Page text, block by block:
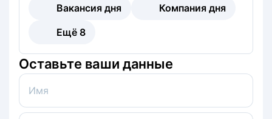
Вакансия дня
Компания дня
Ещё 8
Оставьте ваши данные
Имя